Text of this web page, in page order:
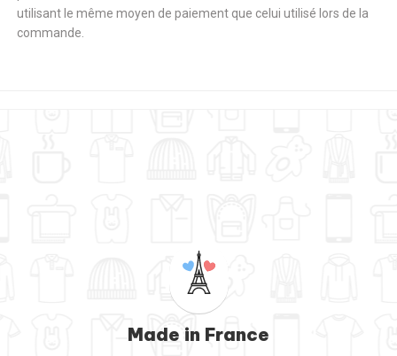
utilisant le même moyen de paiement que celui utilisé lors de la
commande.
Made in France